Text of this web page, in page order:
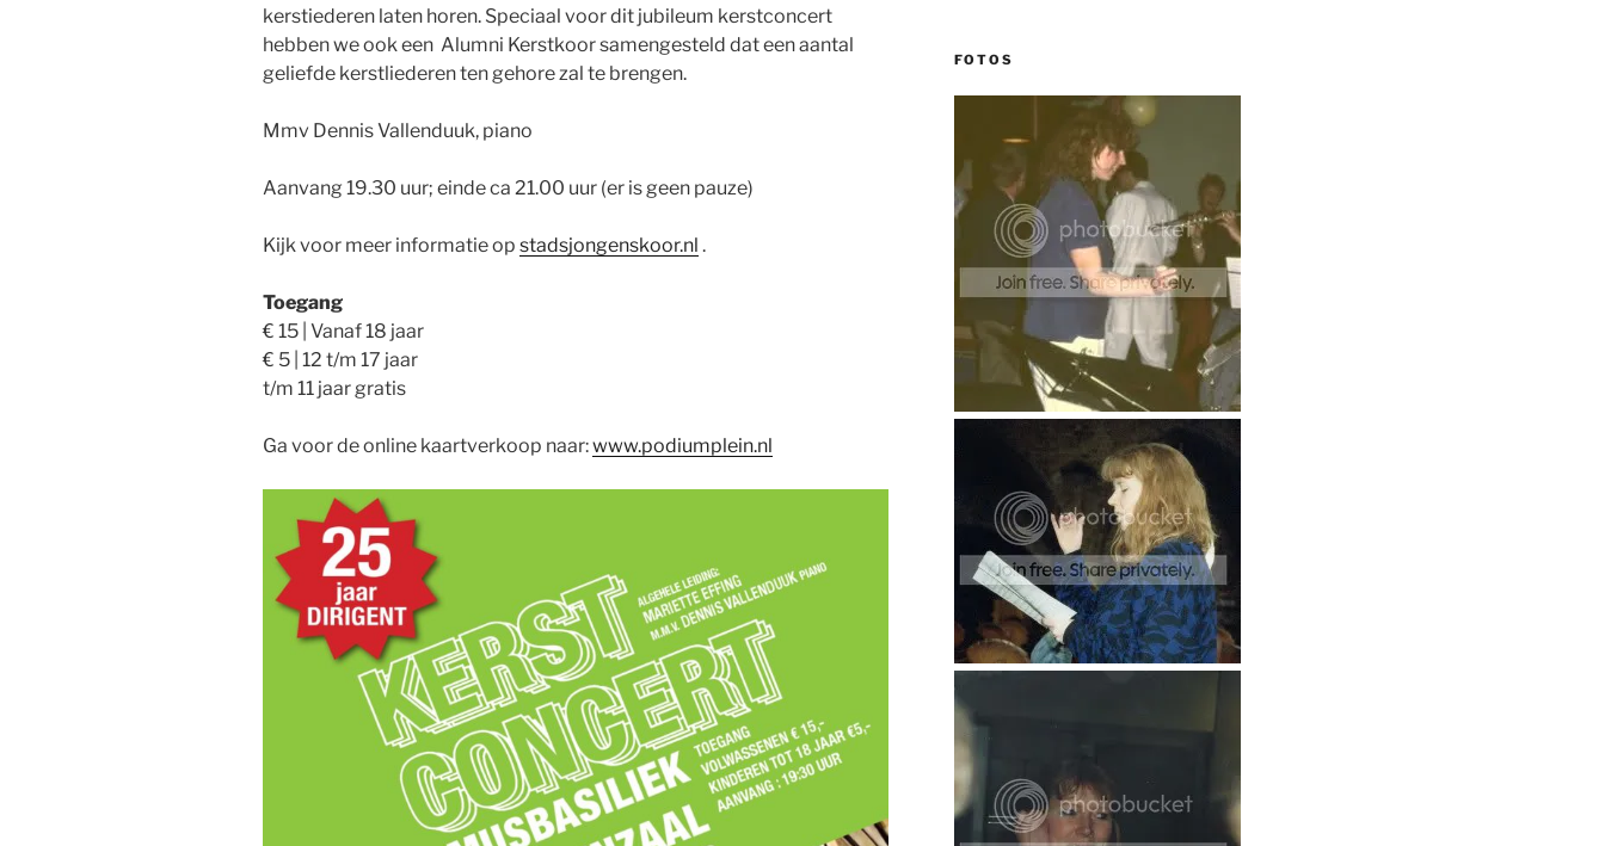
kerstiederen laten horen. Speciaal voor dit jubileum kerstconcert
hebben we ook een Alumni Kerstkoor samengesteld dat een aantal
geliefde kerstliederen ten gehore zal te brengen.
Mmv Dennis Vallenduuk, piano
Aanvang 19.30 uur; einde ca 21.00 uur (er is geen pauze)
Kijk voor meer informatie op stadsjongenskoor.nl .
Toegang
€ 15 | Vanaf 18 jaar
€ 5 | 12 t/m 17 jaar
t/m 11 jaar gratis
Ga voor de online kaartverkoop naar:www.podiumplein.nl
FOTOS